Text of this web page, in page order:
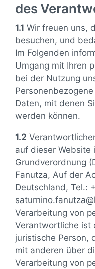
des
1.1 Wir freuen uns,
besuchen, und
Im Folgenden
Umgang mit Ihren
bei der Nutzung
Daten, mit denen
werden können.
1.2
auf dieser Website
Grundverordnung
Fanutza, Auf der
Deutschland, Tel.:
Verarbeitung von
Verantwortliche ist
juristische Person,
mit anderen über
Verarbeitung von